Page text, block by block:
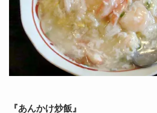
『あんかけ炒飯』